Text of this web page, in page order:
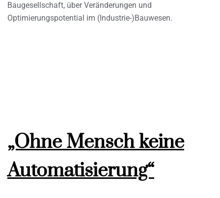
Baugesellschaft, über Veränderungen und
Optimierungspotential im (Industrie-)Bauwesen.
„Ohne Mensch keine
Automatisierung“